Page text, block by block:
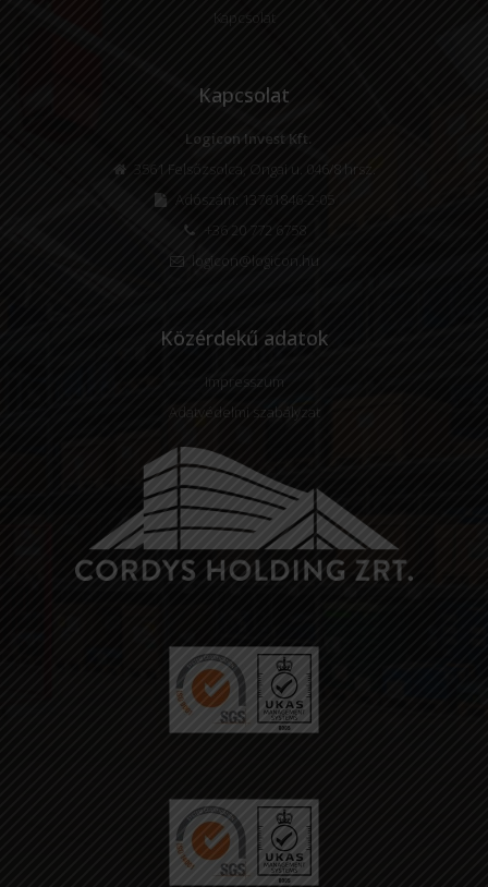
Kapcsolat
Kapcsolat
Logicon Invest Kft.
3561 Felsőzsolca, Ongai u. 046/8 hrsz.
Adószám: 13761846-2-05
+36 20 772 6758
logicon@logicon.hu
Közérdekű adatok
Impresszum
Adatvédelmi szabályzat